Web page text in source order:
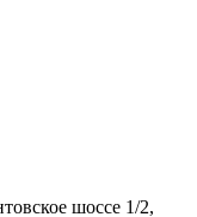
шоссе 1/2,